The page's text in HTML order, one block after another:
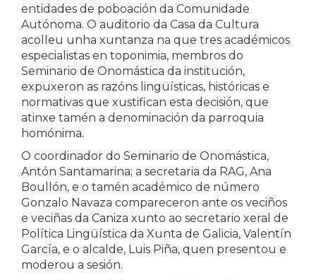
entidades de poboación da Comunidade
Autónoma. O auditorio da Casa da Cultura
acolleu unha xuntanza na que tres académicos
especialistas en toponimia, membros do
Seminario de Onomástica da institución,
expuxeron as razóns lingüísticas, históricas e
normativas que xustifican esta decisión, que
atinxe tamén a denominación da parroquia
homónima.
O coordinador do Seminario de Onomástica,
Antón Santamarina; a secretaria da RAG, Ana
Boullón, e o tamén académico de número
Gonzalo Navaza compareceron ante os veciños
e veciñas da Caniza xunto ao secretario xeral de
Política Lingüística da Xunta de Galicia, Valentín
García, e o alcalde, Luis Piña, quen presentou e
moderou a sesión.